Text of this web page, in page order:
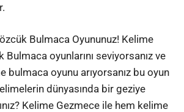
Bulmaca Oyununuz! Kelime
Bulmaca oyunlarını seviyorsanız ve
bulmaca oyunu arıyorsanız bu oyun
dünyasında bir geziye
Kelime Gezmece ile hem kelime